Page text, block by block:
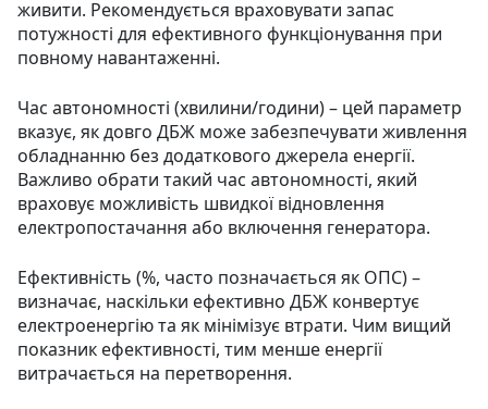
живити. Рекомендується враховувати запас
потужності для ефективного функціонування при
повному навантаженні.
Час автономності (хвилини/години) – цей параметр
вказує, як довго ДБЖ може забезпечувати живлення
обладнанню без додаткового джерела енергії.
Важливо обрати такий час автономності, який
враховує можливість швидкої відновлення
електропостачання або включення генератора.
Ефективність (%, часто позначається як ОПС) –
визначає, наскільки ефективно ДБЖ конвертує
електроенергію та як мінімізує втрати. Чим вищий
показник ефективності, тим менше енергії
витрачається на перетворення.